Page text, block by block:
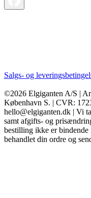
Salgs- og
©2026 Elgiganten A/S |
København S. | CVR:
hello@elgiganten.dk | Vi
samt afgifts- og
bestilling ikke er
behandlet din ordre og